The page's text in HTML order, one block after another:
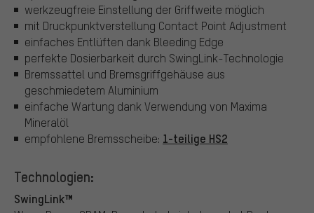
werkzeugfreie Einstellung der Griffweite möglich
mit Druckpunktverstellung Contact Point Adjustment
einfaches Entlüften dank Bleeding Edge
perfekte Dosierbarkeit durch SwingLink-Technologie
Bremssattel und Bremsgriffgehäuse aus
geschmiedetem Aluminium
einfache Wartung dank Verwendung von Maxima
Mineralöl
empfohlene Bremsscheibe: 1-teilige HS2
Technologien:
SwingLink™